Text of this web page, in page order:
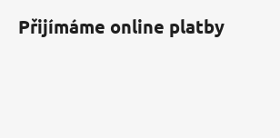
Přijímáme online platby